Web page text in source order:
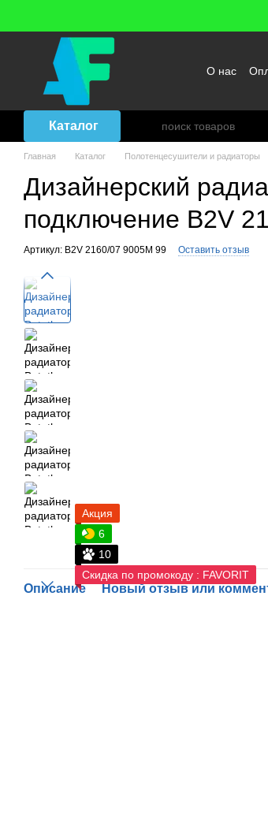
О нас
Каталог
Главная Каталог Полотенцесушители и радиаторы
Дизайнерский
подключение B2V
Артикул: B2V 2160/07 9005M 99 Оставить отзыв
Акция
6
10
Скидка по промокоду : FAVORIT
Описание Новый отзыв или